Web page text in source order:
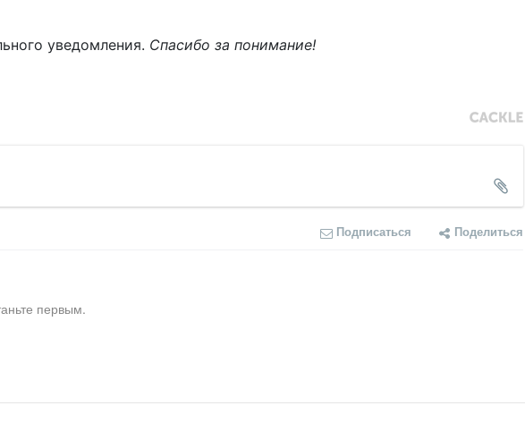
уведомления. Спасибо за понимание!
Подписаться Поделиться
первым.